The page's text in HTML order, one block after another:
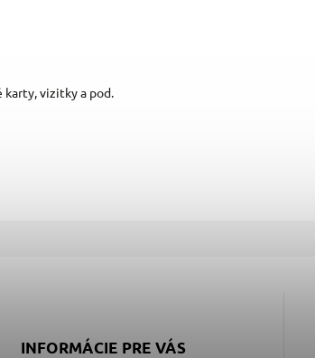
karty, vizitky a pod.
INFORMÁCIE PRE VÁS